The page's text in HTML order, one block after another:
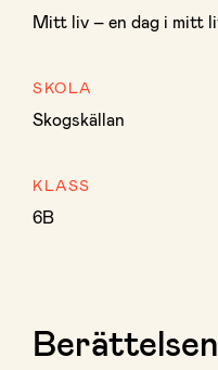
Mitt liv – en dag i mitt
SKOLA
Skogskällan
KLASS
6B